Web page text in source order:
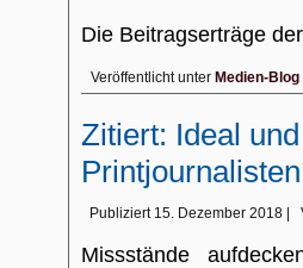
Die Beitragserträge
Veröffentlicht unter Medien-Blog
Zitiert: Ideal
Publiziert 15. Dezember 2018
Missstände